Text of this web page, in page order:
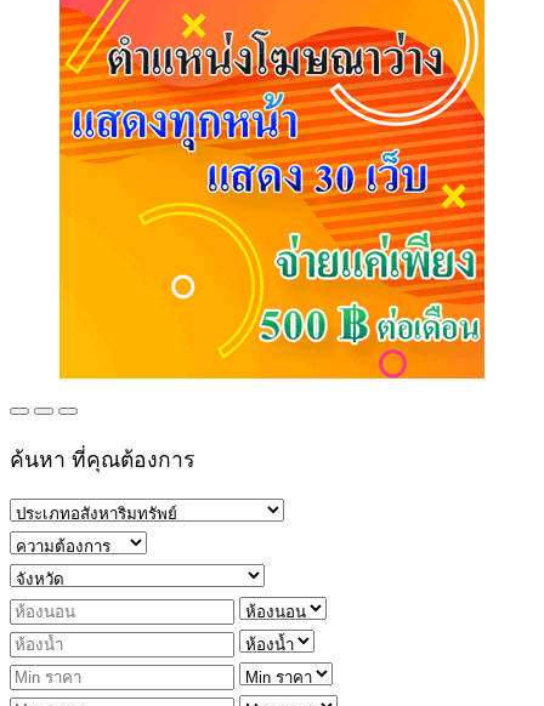
ค้นหา ที่คุณต้องการ